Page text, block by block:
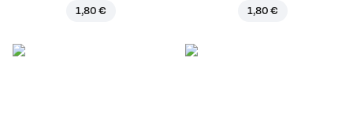
1,80 € 1,80 €